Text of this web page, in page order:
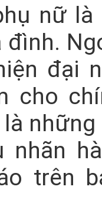
nữ
đình.
đại
cho
là
nhãn
trên